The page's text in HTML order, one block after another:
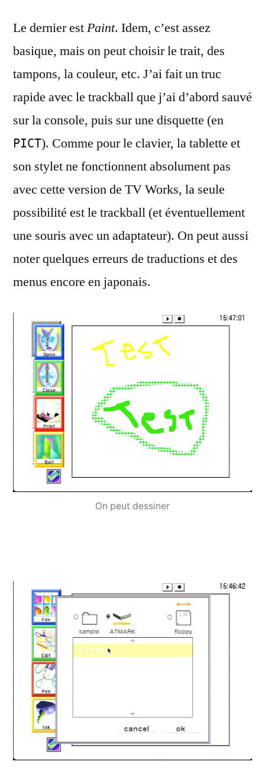
Le dernier estPaint. Idem, c’est assez
basique, mais on peut choisir le trait, des
tampons, la couleur, etc. J’ai fait un truc
rapide avec le trackball que j’ai d’abord sauvé
sur la console, puis sur une disquette (en
PICT). Comme pour le clavier, la tablette et
son stylet ne fonctionnent absolument pas
avec cette version de TV Works, la seule
possibilité est le trackball (et éventuellement
une souris avec un adaptateur). On peut aussi
noter quelques erreurs de traductions et des
menus encore en japonais.
On peut dessiner